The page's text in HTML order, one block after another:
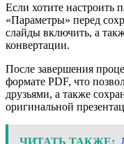
Если хотите настроить
«Параметры» перед
слайды включить, а
конвертации.
После завершения
формате PDF, что
друзьями, а также
оригинальной
ЧИТАТЬ ТАКЖЕ: